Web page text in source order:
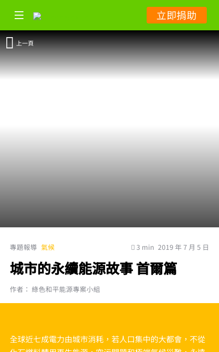
立即捐助
上一頁
專題報導 氣候 3 min 2019 年 7 月 5 日
城市的永續能源故事 首爾篇
作者： 綠色和平能源專案小組
全球近七成電力由城市消耗，若人口集中的大都會，不從